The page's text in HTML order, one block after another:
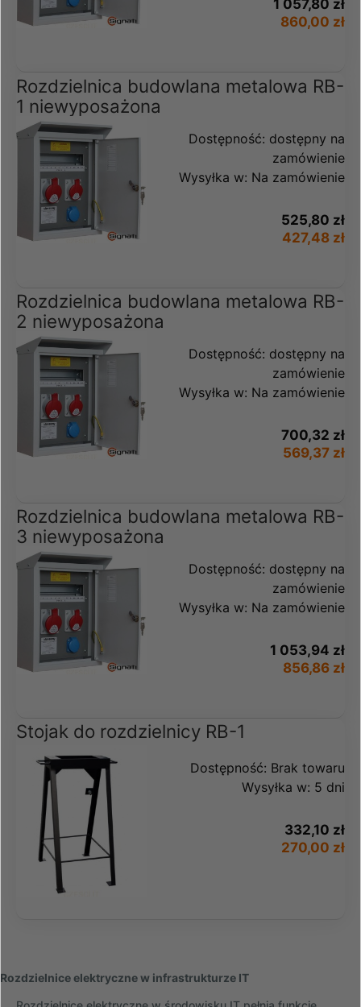
1 057,80 zł
860,00 zł
Rozdzielnica budowlana metalowa RB-
1 niewyposażona
Dostępność: dostępny na
zamówienie
Wysyłka w: Na zamówienie
525,80 zł
427,48 zł
Rozdzielnica budowlana metalowa RB-
2 niewyposażona
Dostępność: dostępny na
zamówienie
Wysyłka w: Na zamówienie
700,32 zł
569,37 zł
Rozdzielnica budowlana metalowa RB-
3 niewyposażona
Dostępność: dostępny na
zamówienie
Wysyłka w: Na zamówienie
1 053,94 zł
856,86 zł
Stojak do rozdzielnicy RB-1
Dostępność: Brak towaru
Wysyłka w: 5 dni
332,10 zł
270,00 zł
Rozdzielnice elektryczne w infrastrukturze IT